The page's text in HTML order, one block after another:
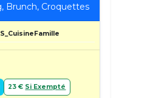
Brunch, Croquettes
23 € Si Exempté